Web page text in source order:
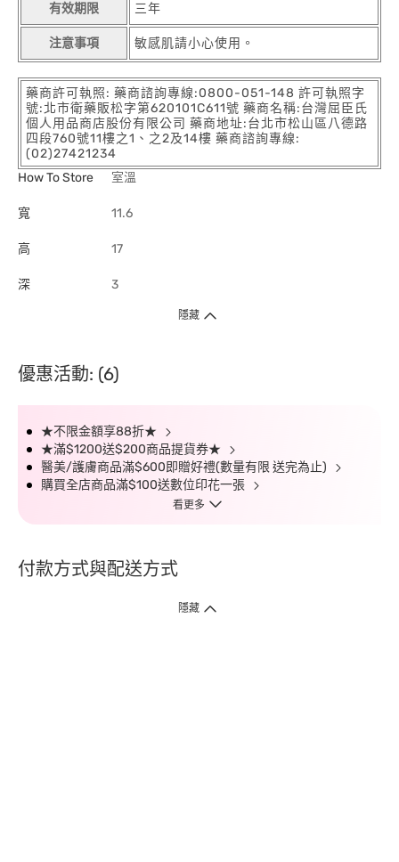
有效期限 三年
注意事項 敏感肌請小心使用。
藥商許可執照: 藥商諮詢專線:0800-051-148 許可執照字
號:北市衛藥販松字第620101C611號 藥商名稱:台灣屈臣氏
個人用品商店股份有限公司 藥商地址:台北市松山區八德路
四段760號11樓之1、之2及14樓 藥商諮詢專線:
(02)27421234
How To Store
室溫
寬 11.6
高 17
深 3
隱藏
優惠活動: (6)
★不限金額享88折★
★滿$1200送$200商品提貨券★
醫美/護膚商品滿$600即贈好禮(數量有限 送完為止)
購買全店商品滿$100送數位印花一張
看更多
付款方式與配送方式
隱藏